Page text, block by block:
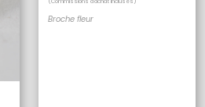
Broche fleur